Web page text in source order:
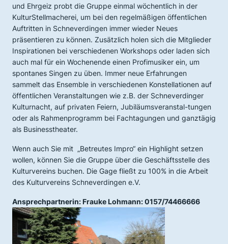
und Ehrgeiz probt die Gruppe einmal wöchentlich in der
KulturStellmacherei, um bei den regelmäßigen öffentlichen
Auftritten in Schneverdingen immer wieder Neues
präsentieren zu können. Zusätzlich holen sich die Mitglieder
Inspirationen bei verschiedenen Workshops oder laden sich
auch mal für ein Wochenende einen Profimusiker ein, um
spontanes Singen zu üben. Immer neue Erfahrungen
sammelt das Ensemble in verschiedenen Konstellationen auf
öffentlichen Veranstaltungen wie z.B. der Schneverdinger
Kulturnacht, auf privaten Feiern, Jubiläumsveranstal-tungen
oder als Rahmenprogramm bei Fachtagungen und ganztägig
als Businesstheater.
Wenn auch Sie mit „Betreutes Impro“ ein Highlight setzen
wollen, können Sie die Gruppe über die Geschäftsstelle des
Kulturvereins buchen. Die Gage fließt zu 100% in die Arbeit
des Kulturvereins Schneverdingen e.V.
Ansprechpartnerin: Frauke Lohmann: 0157/74466666